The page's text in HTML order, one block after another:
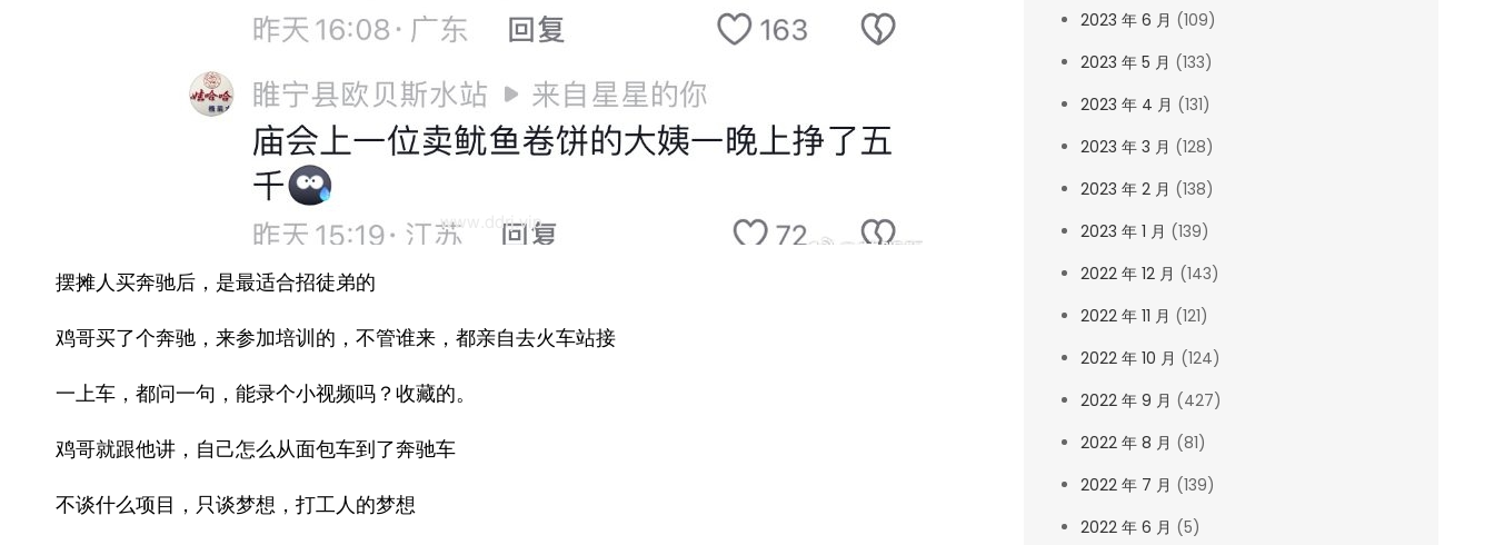
摆摊人买奔驰后，是最适合招徒弟的
鸡哥买了个奔驰，来参加培训的，不管谁来，都亲自去火车站接
一上车，都问一句，能录个小视频吗？收藏的。
鸡哥就跟他讲，自己怎么从面包车到了奔驰车
不谈什么项目，只谈梦想，打工人的梦想
2023 年 6 月 (109)
2023 年 5 月 (133)
2023 年 4 月 (131)
2023 年 3 月 (128)
2023 年 2 月 (138)
2023 年 1 月 (139)
2022 年 12 月 (143)
2022 年 11 月 (121)
2022 年 10 月 (124)
2022 年 9 月 (427)
2022 年 8 月 (81)
2022 年 7 月 (139)
2022 年 6 月 (5)